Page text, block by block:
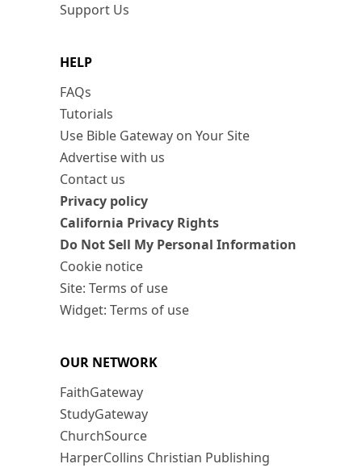
Support Us
HELP
FAQs
Tutorials
Use Bible Gateway on Your Site
Advertise with us
Contact us
Privacy policy
California Privacy Rights
Do Not Sell My Personal Information
Cookie notice
Site: Terms of use
Widget: Terms of use
OUR NETWORK
FaithGateway
StudyGateway
ChurchSource
HarperCollins Christian Publishing